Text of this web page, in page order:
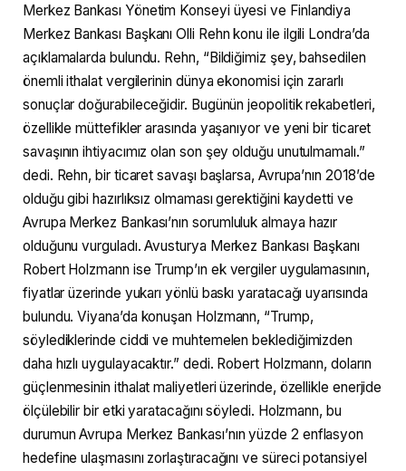
Merkez Bankası Yönetim Konseyi üyesi ve Finlandiya
Merkez Bankası Başkanı Olli Rehn konu ile ilgili Londra’da
açıklamalarda bulundu. Rehn, “Bildiğimiz şey, bahsedilen
önemli ithalat vergilerinin dünya ekonomisi için zararlı
sonuçlar doğurabileceğidir. Bugünün jeopolitik rekabetleri,
özellikle müttefikler arasında yaşanıyor ve yeni bir ticaret
savaşının ihtiyacımız olan son şey olduğu unutulmamalı.”
dedi. Rehn, bir ticaret savaşı başlarsa, Avrupa’nın 2018’de
olduğu gibi hazırlıksız olmaması gerektiğini kaydetti ve
Avrupa Merkez Bankası’nın sorumluluk almaya hazır
olduğunu vurguladı. Avusturya Merkez Bankası Başkanı
Robert Holzmann ise Trump’ın ek vergiler uygulamasının,
fiyatlar üzerinde yukarı yönlü baskı yaratacağı uyarısında
bulundu. Viyana’da konuşan Holzmann, “Trump,
söylediklerinde ciddi ve muhtemelen beklediğimizden
daha hızlı uygulayacaktır.” dedi. Robert Holzmann, doların
güçlenmesinin ithalat maliyetleri üzerinde, özellikle enerjide
ölçülebilir bir etki yaratacağını söyledi. Holzmann, bu
durumun Avrupa Merkez Bankası’nın yüzde 2 enflasyon
hedefine ulaşmasını zorlaştıracağını ve süreci potansiyel